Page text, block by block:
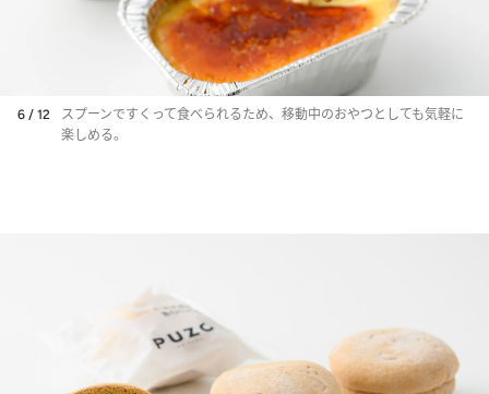
6 / 12
スプーンですくって食べられるため、移動中のおやつとしても気軽に
楽しめる。